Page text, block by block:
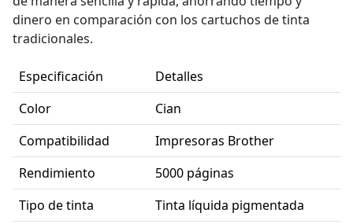
dinero en comparación con los cartuchos de tinta
tradicionales.
Especificación
Detalles
Color
Cian
Compatibilidad
Impresoras Brother
Rendimiento
5000 páginas
Tipo de tinta
Tinta líquida pigmentada